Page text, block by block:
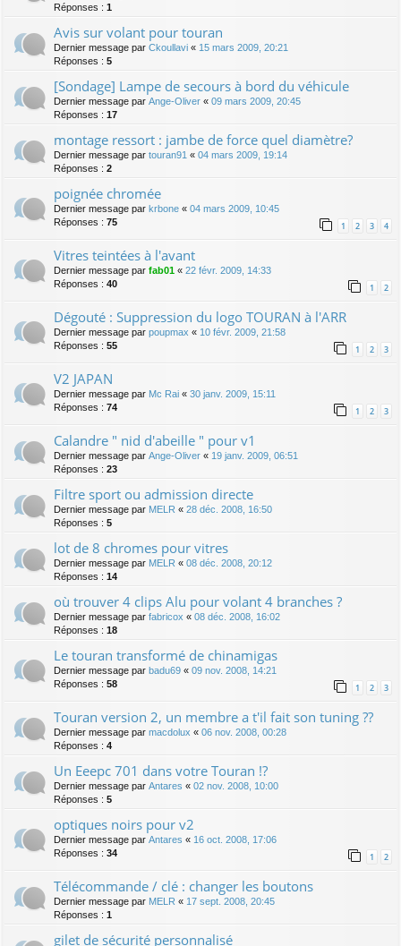
Réponses : 1
Avis sur volant pour touran
Dernier message par Ckoullavi « 15 mars 2009, 20:21
Réponses : 5
[Sondage] Lampe de secours à bord du véhicule
Dernier message par Ange-Oliver « 09 mars 2009, 20:45
Réponses : 17
montage ressort : jambe de force quel diamètre?
Dernier message par touran91 « 04 mars 2009, 19:14
Réponses : 2
poignée chromée
Dernier message par krbone « 04 mars 2009, 10:45
Réponses : 75 1 2 3 4
Vitres teintées à l'avant
Dernier message par fab01 « 22 févr. 2009, 14:33
Réponses : 40 1 2
Dégouté : Suppression du logo TOURAN à l'ARR
Dernier message par poupmax « 10 févr. 2009, 21:58
Réponses : 55 1 2 3
V2 JAPAN
Dernier message par Mc Rai « 30 janv. 2009, 15:11
Réponses : 74 1 2 3
Calandre " nid d'abeille " pour v1
Dernier message par Ange-Oliver « 19 janv. 2009, 06:51
Réponses : 23
Filtre sport ou admission directe
Dernier message par MELR « 28 déc. 2008, 16:50
Réponses : 5
lot de 8 chromes pour vitres
Dernier message par MELR « 08 déc. 2008, 20:12
Réponses : 14
où trouver 4 clips Alu pour volant 4 branches ?
Dernier message par fabricox « 08 déc. 2008, 16:02
Réponses : 18
Le touran transformé de chinamigas
Dernier message par badu69 « 09 nov. 2008, 14:21
Réponses : 58 1 2 3
Touran version 2, un membre a t'il fait son tuning ??
Dernier message par macdolux « 06 nov. 2008, 00:28
Réponses : 4
Un Eeepc 701 dans votre Touran !?
Dernier message par Antares « 02 nov. 2008, 10:00
Réponses : 5
optiques noirs pour v2
Dernier message par Antares « 16 oct. 2008, 17:06
Réponses : 34 1 2
Télécommande / clé : changer les boutons
Dernier message par MELR « 17 sept. 2008, 20:45
Réponses : 1
gilet de sécurité personnalisé